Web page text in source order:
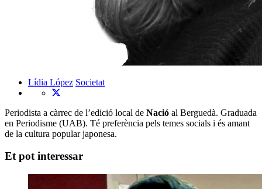
Lídia López Societat
Periodista a càrrec de l’edició local de Nació al Berguedà. Graduada
en Periodisme (UAB). Té preferència pels temes socials i és amant
de la cultura popular japonesa.
Et pot interessar